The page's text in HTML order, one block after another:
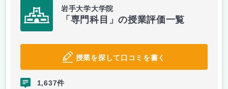
岩手大学大学院
「専門科目」の授業評価一覧
授業を探して口コミを書く
1,637件